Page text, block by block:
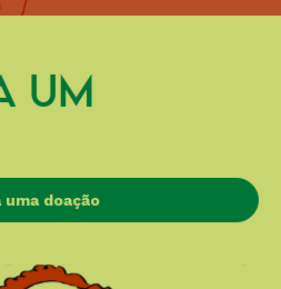
UM
uma doação